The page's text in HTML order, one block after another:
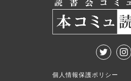
個人情報保護ポリシー